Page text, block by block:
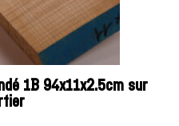
1B 94x11x2.5cm sur